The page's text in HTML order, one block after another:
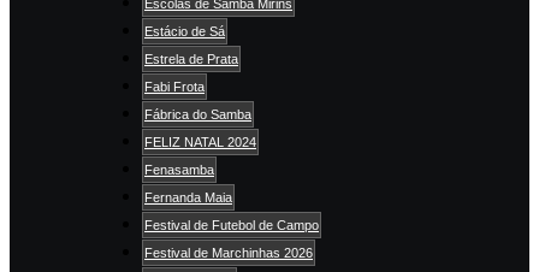
Escolas de Samba Mirins
Estácio de Sá
Estrela de Prata
Fabi Frota
Fábrica do Samba
FELIZ NATAL 2024
Fenasamba
Fernanda Maia
Festival de Futebol de Campo
Festival de Marchinhas 2026